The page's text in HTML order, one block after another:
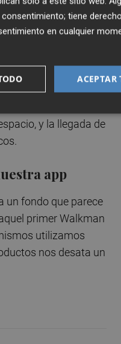
nostálgico.
eléctricas
primeros frigoríficos
para ubicar el
lucir estegadget
del diseño de la
y la llegada de
app
un fondo que parece
primer Walkman
utilizamos
nos desata un
tiene
en cualquier
ACEPTAR